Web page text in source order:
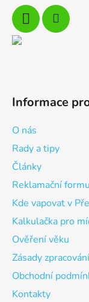
Informace
O nás
Rady a tipy
Články
Reklamační
Kde vapovat v
Kalkulačka pro
Ověření věku
Zásady
Obchodní
Kontakty